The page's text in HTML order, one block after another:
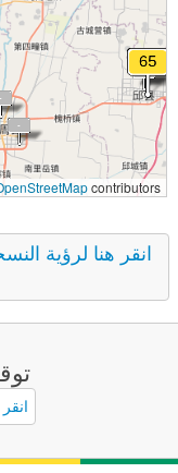
OpenStreetMapcontributors
انقر هنا لرؤية